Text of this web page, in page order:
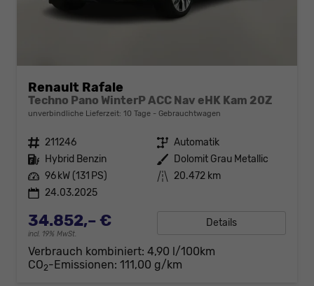
Renault Rafale
Techno Pano WinterP ACC Nav eHK Kam 20Z
unverbindliche Lieferzeit: 10 Tage Gebrauchtwagen
Fahrzeugnr. 211246 Getriebe Automatik
Kraftstoff Hybrid Benzin Außenfarbe Dolomit Grau Metallic
Leistung 96 kW (131 PS) Kilometerstand 20.472 km
24.03.2025
34.852,– €
incl. 19% MwSt.
Details
Verbrauch kombiniert: 4,90 l/100km
CO2-Emissionen: 111,00 g/km